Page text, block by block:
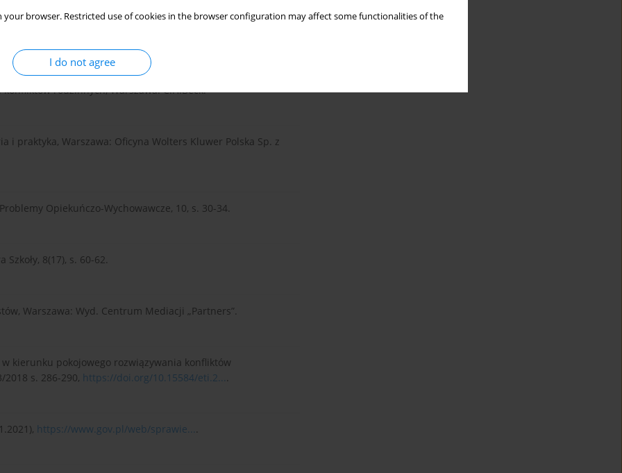
your browser. Restricted use of cookies in the browser configuration may affect some functionalities of the
I do not agree
Instytut Wydawniczy PAX.
rodzinnych, Warszawa: C.H.Beck.
i praktyka, Warszawa: Oficyna Wolters Kluwer Polska Sp. z
Opiekuńczo-Wychowawcze, 10, s. 30-34.
8(17), s. 60-62.
Warszawa: Wyd. Centrum Mediacji „Partners”.
kierunku pokojowego rozwiązywania konfliktów
s. 286-290, https://doi.org/10.15584/eti.2....
https://www.gov.pl/web/sprawie....